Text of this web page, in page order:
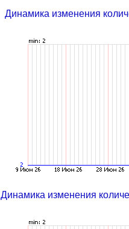
Динамика изменения
Динамика изменения